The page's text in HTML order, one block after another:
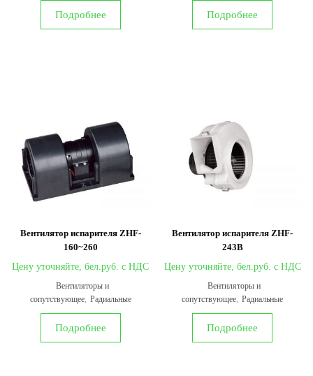
Подробнее Подробнее
Вентилятор испарителя ZHF-
160~260
Цену уточняйте,
Вентиляторы и
сопутствующее, Радиальные
Подробнее
Вентилятор испарителя ZHF-
243B
Цену уточняйте,
Вентиляторы и
сопутствующее Радиальные
Подробнее